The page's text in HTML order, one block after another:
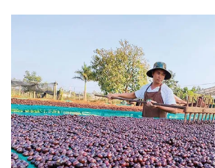
Emagazine Podcast
Video Shorts
VTV Money VTV Thể